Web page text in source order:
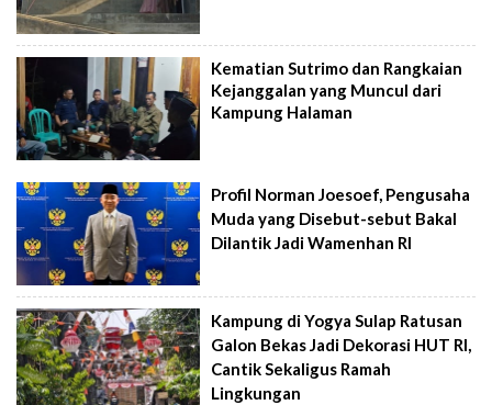
Kematian Sutrimo dan Rangkaian
Kejanggalan yang Muncul dari
Kampung Halaman
Profil Norman Joesoef, Pengusaha
Muda yang Disebut-sebut Bakal
Dilantik Jadi Wamenhan RI
Kampung di Yogya Sulap Ratusan
Galon Bekas Jadi Dekorasi HUT RI,
Cantik Sekaligus Ramah
Lingkungan